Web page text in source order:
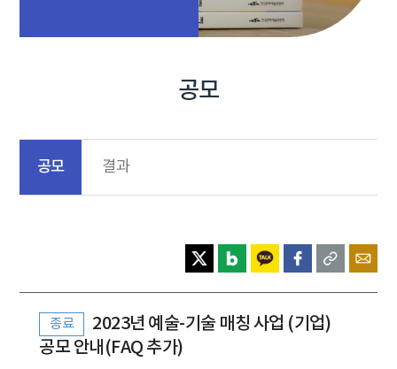
공모
공모 결과
종료
2023년 예술-기술 매칭 사업 (기업)
공모 안내(FAQ 추가)